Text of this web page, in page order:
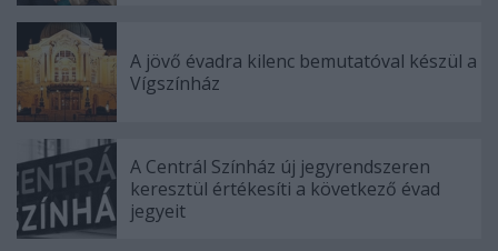
A jövő évadra kilenc bemutatóval készül a
Vígszínház
A Centrál Színház új jegyrendszeren
keresztül értékesíti a következő évad
jegyeit